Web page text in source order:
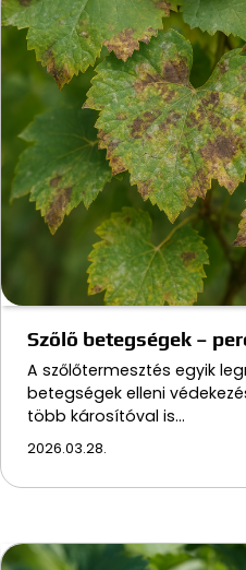
Szőlő betegségek –
A szőlőtermesztés egyik
betegségek elleni
több károsítóval is…
2026.03.28.